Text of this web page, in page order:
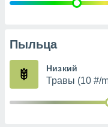
Пыльца
Низкий
Травы (10 #/